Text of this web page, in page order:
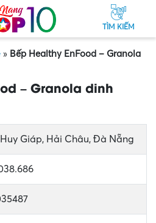
TÌM KIẾM
» Bếp Healthy EnFood – Granola
– Granola dinh
Giáp, Hải Châu, Đà Nẵng